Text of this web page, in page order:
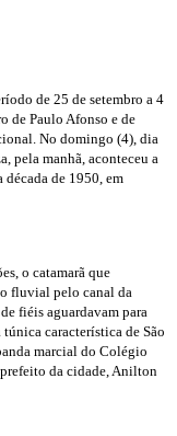
de 25 de setembro a 4
de Paulo Afonso e de
No domingo (4), dia
pela manhã, aconteceu a
de 1950, em
o catamarã que
fluvial pelo canal da
fiéis aguardavam para
característica de São
marcial do Colégio
da cidade, Anilton